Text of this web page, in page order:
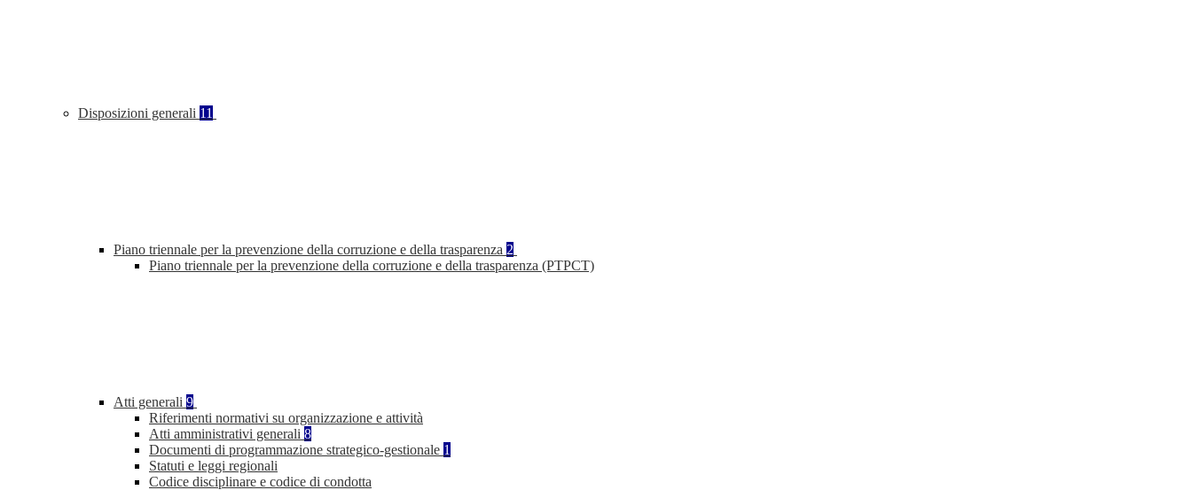
Disposizioni generali 11
Piano triennale per la prevenzione della corruzione e della trasparenza 2
Piano triennale per la prevenzione della corruzione e della trasparenza (PTPCT)
Atti generali 9
Riferimenti normativi su organizzazione e attività
Atti amministrativi generali 8
Documenti di programmazione strategico-gestionale 1
Statuti e leggi regionali
Codice disciplinare e codice di condotta